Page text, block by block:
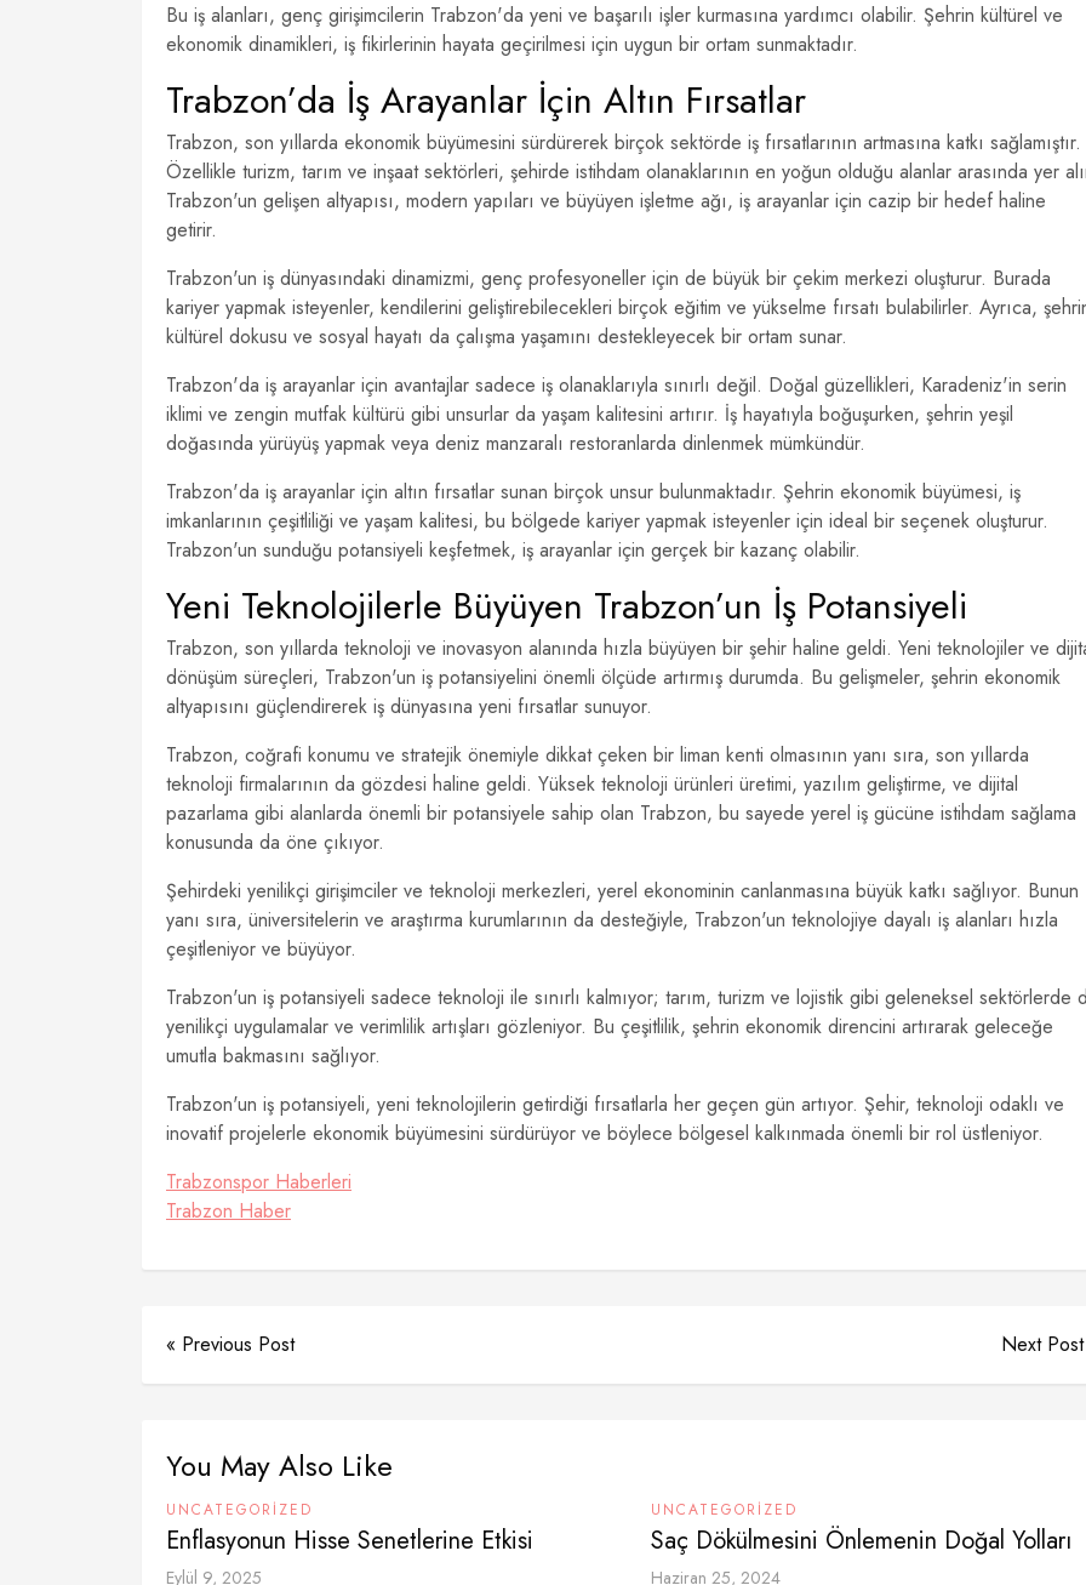
Bu iş alanları, genç girişimcilerin Trabzon'da yeni ve başarılı işler kurmasına yardımcı olabilir. Şehrin kültürel ve
ekonomik dinamikleri, iş fikirlerinin hayata geçirilmesi için uygun bir ortam sunmaktadır.
Trabzon’da İş Arayanlar İçin Altın Fırsatlar
Trabzon, son yıllarda ekonomik büyümesini sürdürerek birçok sektörde iş fırsatlarının artmasına katkı sağlamıştır.
Özellikle turizm, tarım ve inşaat sektörleri, şehirde istihdam olanaklarının en yoğun olduğu alanlar arasında yer
Trabzon'un gelişen altyapısı, modern yapıları ve büyüyen işletme ağı, iş arayanlar için cazip bir hedef haline
getirir.
Trabzon'un iş dünyasındaki dinamizmi, genç profesyoneller için de büyük bir çekim merkezi oluşturur. Burada
kariyer yapmak isteyenler, kendilerini geliştirebilecekleri birçok eğitim ve yükselme fırsatı bulabilirler. Ayrıca,
kültürel dokusu ve sosyal hayatı da çalışma yaşamını destekleyecek bir ortam sunar.
Trabzon'da iş arayanlar için avantajlar sadece iş olanaklarıyla sınırlı değil. Doğal güzellikleri, Karadeniz'in serin
iklimi ve zengin mutfak kültürü gibi unsurlar da yaşam kalitesini artırır. İş hayatıyla boğuşurken, şehrin yeşil
doğasında yürüyüş yapmak veya deniz manzaralı restoranlarda dinlenmek mümkündür.
Trabzon'da iş arayanlar için altın fırsatlar sunan birçok unsur bulunmaktadır. Şehrin ekonomik büyümesi, iş
imkanlarının çeşitliliği ve yaşam kalitesi, bu bölgede kariyer yapmak isteyenler için ideal bir seçenek oluşturur.
Trabzon'un sunduğu potansiyeli keşfetmek, iş arayanlar için gerçek bir kazanç olabilir.
Yeni Teknolojilerle Büyüyen Trabzon’un İş Potansiyeli
Trabzon, son yıllarda teknoloji ve inovasyon alanında hızla büyüyen bir şehir haline geldi. Yeni teknolojiler ve
dönüşüm süreçleri, Trabzon'un iş potansiyelini önemli ölçüde artırmış durumda. Bu gelişmeler, şehrin ekonomik
altyapısını güçlendirerek iş dünyasına yeni fırsatlar sunuyor.
Trabzon, coğrafi konumu ve stratejik önemiyle dikkat çeken bir liman kenti olmasının yanı sıra, son yıllarda
teknoloji firmalarının da gözdesi haline geldi. Yüksek teknoloji ürünleri üretimi, yazılım geliştirme, ve dijital
pazarlama gibi alanlarda önemli bir potansiyele sahip olan Trabzon, bu sayede yerel iş gücüne istihdam sağlama
konusunda da öne çıkıyor.
Şehirdeki yenilikçi girişimciler ve teknoloji merkezleri, yerel ekonominin canlanmasına büyük katkı sağlıyor. Bunun
yanı sıra, üniversitelerin ve araştırma kurumlarının da desteğiyle, Trabzon'un teknolojiye dayalı iş alanları hızla
çeşitleniyor ve büyüyor.
Trabzon'un iş potansiyeli sadece teknoloji ile sınırlı kalmıyor; tarım, turizm ve lojistik gibi geleneksel sektörlerde
yenilikçi uygulamalar ve verimlilik artışları gözleniyor. Bu çeşitlilik, şehrin ekonomik direncini artırarak geleceğe
umutla bakmasını sağlıyor.
Trabzon'un iş potansiyeli, yeni teknolojilerin getirdiği fırsatlarla her geçen gün artıyor. Şehir, teknoloji odaklı ve
inovatif projelerle ekonomik büyümesini sürdürüyor ve böylece bölgesel kalkınmada önemli bir rol üstleniyor.
Trabzonspor Haberleri
Trabzon Haber
« Previous Post Next
You May Also Like
UNCATEGORIZED
Enflasyonun Hisse Senetlerine Etkisi
Eylül 9, 2025
UNCATEGORIZED
Saç Dökülmesini Önlemenin Doğal Yolları
Haziran 25, 2024